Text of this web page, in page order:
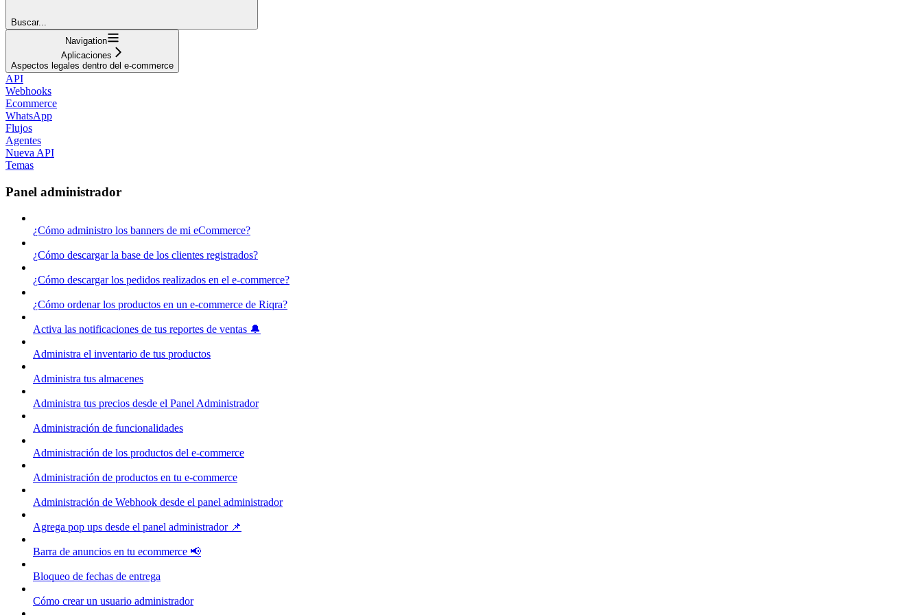
Buscar...
Navigation
Aplicaciones
Aspectos legales dentro del e-commerce
API
Webhooks
Ecommerce
WhatsApp
Flujos
Agentes
Nueva API
Temas
Panel administrador
¿Cómo administro los banners de mi eCommerce?
¿Cómo descargar la base de los clientes registrados?
¿Cómo descargar los pedidos realizados en el e-commerce?
¿Cómo ordenar los productos en un e-commerce de Riqra?
Activa las notificaciones de tus reportes de ventas 🔔
Administra el inventario de tus productos
Administra tus almacenes
Administra tus precios desde el Panel Administrador
Administración de funcionalidades
Administración de los productos del e-commerce
Administración de productos en tu e-commerce
Administración de Webhook desde el panel administrador
Agrega pop ups desde el panel administrador 📌
Barra de anuncios en tu ecommerce 📢
Bloqueo de fechas de entrega
Cómo crear un usuario administrador